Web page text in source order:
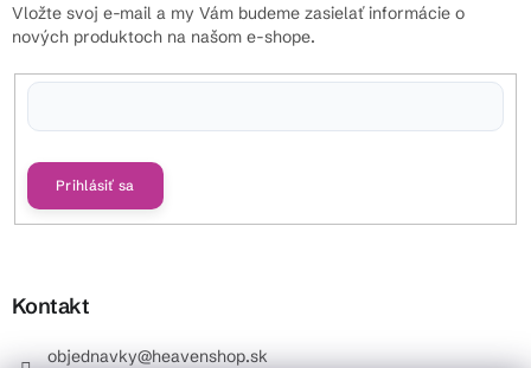
Vložte svoj e-mail a my Vám budeme zasielať informácie o
nových produktoch na našom e-shope.
Prihlásiť sa
Kontakt
objednavky@heavenshop.sk